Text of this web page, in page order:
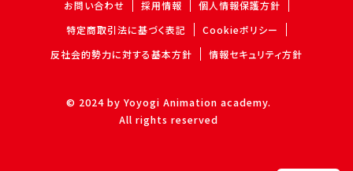
お問い合わせ
採用情報
個人情報保護方針
特定商取引法に基づく表記
Cookieポリシー
反社会的勢力に対する基本方針
情報セキュリティ方針
© 2024 by Yoyogi Animation academy.
All rights reserved